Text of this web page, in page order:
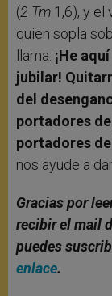
(2 Tm 1,6), y el
quien sopla
llama. ¡He
jubilar!
del
portadores
portadores
nos ayude a
Gracias por
recibir el mail
puedes
enlace.